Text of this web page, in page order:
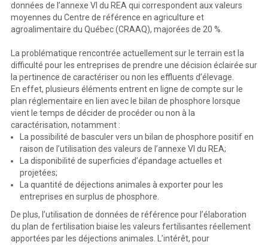
AVANT -PROPOS
Caractérisation des fumiers de bovins de boucherie
  –
Prendre la
décision de caractériser ou non,
Grille de décision supportant le choix de caractériser ou non les effluents d élevage d ’une
entreprise bovine ,
•
Rapport de caractérisation : 4 études de cas à titre d’exemples pour les agronomes .
Toutefois, ces derniers ayant été publiés en 2013 à la suite du projet intitulé «
Caractérisation des
fumiers de bovins de boucherie
Prendre la décision de caractériser ou non »,il fallait, pour
tenir
associées aux prix des intrants et aux impacts environnementaux des activités agricoles, qui
Une approche basée sur l optimisation de l
en plus de la mise à jour des aspects réglementaires principalement liés à la gestion du phosphore
La fertilisation azotée des cultures
d’éleva  ge est, quant à elle,abordée sous l’angle économique et environnemental.
Ce document s’adresse aux producteurs et productrices exploitant des entreprises de productions
bovines, mais aussi aux conseillers et conseillères agricoles qui
travaillent de conc ert avec eux .
données de l’annexe VI du REA qui correspondent aux valeurs
moyennes du Centre de référence en agriculture et
agroalimentaire du Québec (CRAAQ), majorées de 20 %.
La problématique rencontrée actuellement sur le terrain est la
difficulté pour les entreprises de prendre une décision éclairée sur
la pertinence de caractériser ou non les effluents d’élevage.
En effet, plusieurs éléments entrent en ligne de compte sur le
plan réglementaire en lien avec le bilan de phosphore lorsque
vient le temps de décider de procéder ou non à la
caractérisation, notamment :
La possibilité de basculer vers un bilan de phosphore positif en
raison de l’utilisation des valeurs de l’annexe VI du REA;
La disponibilité de superficies d’épandage actuelles et
projetées;
La quantité de déjections animales à exporter pour les
entreprises en surplus de phosphore.
De plus, l’utilisation de données de référence pour l’élaboration
du plan de fertilisation biaise les valeurs fertilisantes réellement
apportées par les déjections animales. L’intérêt, pour